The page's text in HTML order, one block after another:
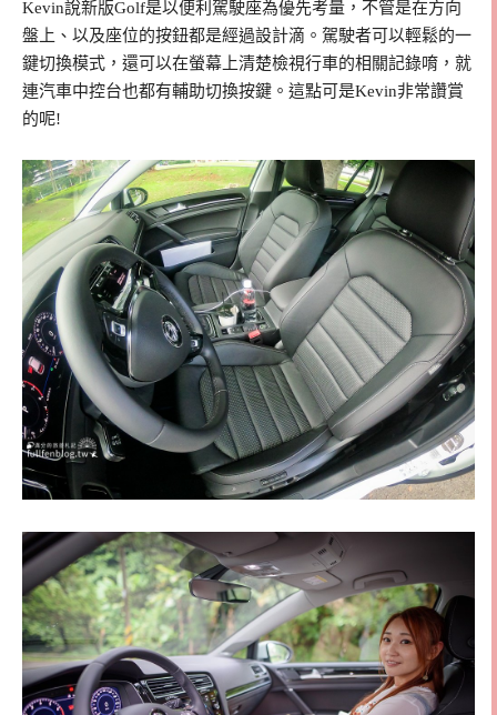
Kevin說新版Golf是以便利駕駛座為優先考量，不管是在方向
盤上、以及座位的按鈕都是經過設計滴。駕駛者可以輕鬆的一
鍵切換模式，還可以在螢幕上清楚檢視行車的相關記錄唷，就
連汽車中控台也都有輔助切換按鍵。這點可是Kevin非常讚賞
的呢!